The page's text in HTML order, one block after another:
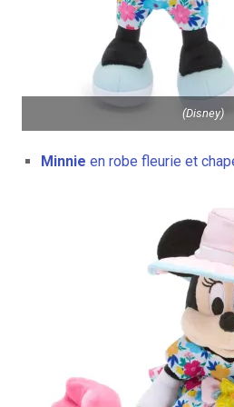
(Disney)
Minnie en robe fleurie et